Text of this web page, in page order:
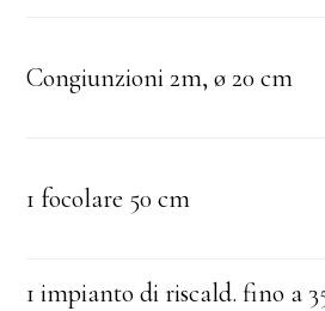
Congiunzioni 2m, ø 20 cm
1 focolare 50 cm
1 impianto di riscald. fino a